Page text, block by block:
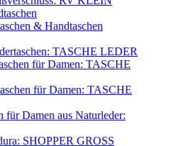
& Handtaschen
TASCHE LEDER
für Damen: TASCHE
für Damen: TASCHE
für Damen aus Naturleder:
SHOPPER GROSS